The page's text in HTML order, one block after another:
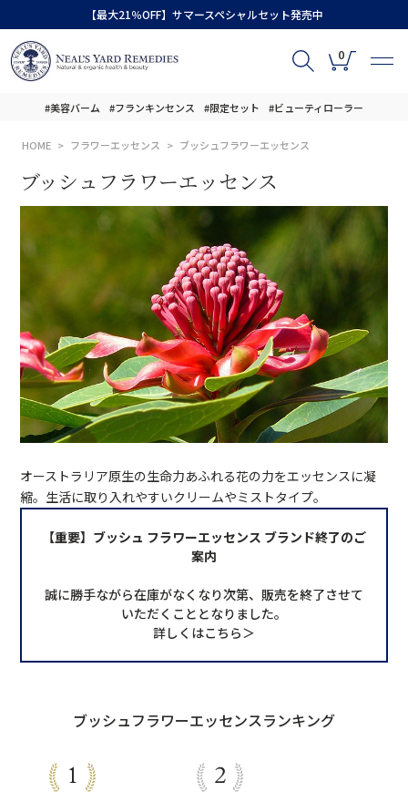
【最大21％OFF】サマースペシャルセット発売中
0
#美容バーム #フランキンセンス #限定セット #ビューティローラー
HOME フラワーエッセンス ブッシュフラワーエッセンス
ブッシュフラワーエッセンス
オーストラリア原生の生命力あふれる花の力をエッセンスに凝
縮。生活に取り入れやすいクリームやミストタイプ。
【重要】ブッシュ フラワーエッセンス ブランド終了のご
案内
誠に勝手ながら在庫がなくなり次第、販売を終了させて
いただくこととなりました。
詳しくはこちら＞
ブッシュフラワーエッセンスランキング